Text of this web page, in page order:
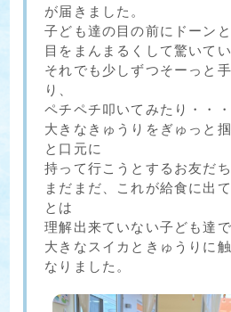
が届きました。
子ども達の目の前にドーン
目をまんまるくして驚いてい
それでも少しずつそーっと
り、
ペチペチ叩いてみたり・・・
大きなきゅうりをぎゅっと
と口元に
持って行こうとするお友だち
まだまだ、これが給食に出
とは
理解出来ていない子ども達で
大きなスイカときゅうりに
なりました。